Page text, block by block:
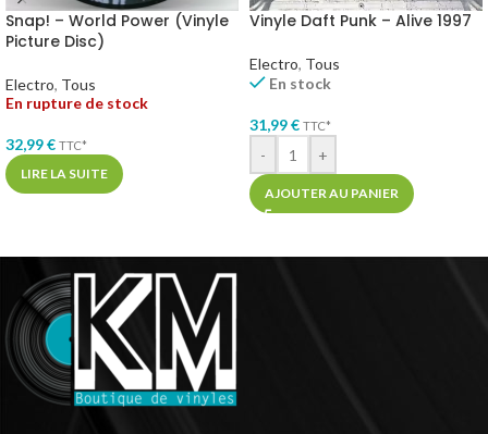
Snap! – World Power (Vinyle
Picture Disc)
Electro, Tous
En rupture de stock
32,99€ TTC*
LIRE LA SUITE
Vinyle Daft Punk – Alive 1997
Electro, Tous
En stock
31,99€ TTC*
- +
AJOUTER AU PANIER